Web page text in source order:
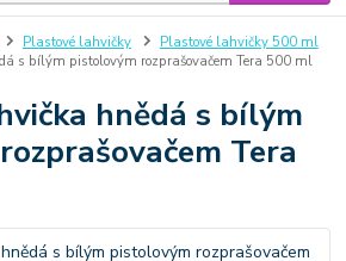
Plastové lahvičky
Plastové lahvičky 500 ml
s bílým pistolovým rozprašovačem Tera 500 ml
hnědá s bílým
Tera